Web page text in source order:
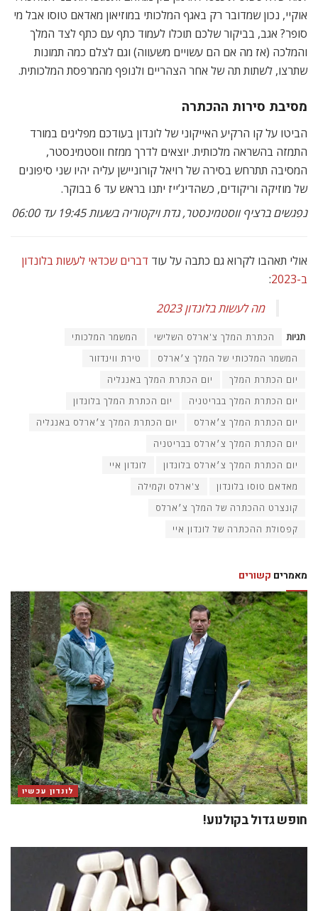
אוקיי, נכון שמדובר רק באגף המלכותי במוזיאון מאדאם טוסו אבל מי
סופר? אגב, בביקור שלכם תוכלו לעמוד כתף עם כתף לצד המלך
והמלכה (אז מה אם הם עשויים משעווה) וגם לצלם כמה תמונות
שתרצו, לשתות תה של אחר הצהריים ולנופף מהמרפסת המלכותית.
מסיבת סירות ההכתרה
הביטו על קו הרקיע האייקוני של לונדון בעודכם מפליגים במורד
התמזה בהשראה מלכותית. יוצאים לדרך ממזח ווסטמינסטר,
המסיבה תתרחש בסירה של רויאל קורוניישן עליה יהיו שני סיפונים
של מוזיקה וריקודים, כשהדיג’ייז יתנו בראש עד 6 בבוקר.
נפגשים ברציף ווסטמינסטר, גדת ויקטוריה בשעות 19:45 עד 06:00
אולי תאהבו לקרוא גם כתבה על עוד דברים שכדאי לעשות בלונדון
ב-2023
:
מה לעשות בלונדון 2023
תגיות הכתרת המלך צ'ארלס השלישי
המשמר המלכותי
המשמר המלכותי של המלך צ׳ארלס
טירת ווינדזור
יום הכתרת המלך
יום הכתרת המלך באנגליה
יום הכתרת המלך בבריטניה
יום הכתרת המלך בלונדון
יום הכתרת המלך צ׳ארלס
יום הכתרת המלך צ׳ארלס באנגליה
יום הכתרת המלך צ׳ארלס בבריטניה
יום הכתרת המלך צ׳ארלס בלונדון
לונדון איי
מאדאם טוסו בלונדון
צ'ארלס וקמילה
קונצרט ההכתרה של המלך צ׳ארלס
קפסולת ההכתרה של לונדון איי
מאמרים קשורים
לונדון עכשיו
חופש גדול בקולנוע!